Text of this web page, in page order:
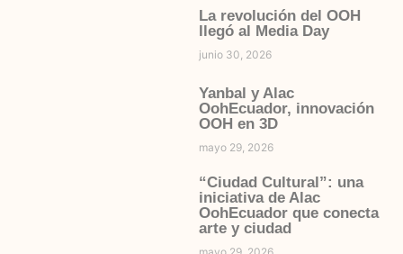
La revolución del OOH
llegó al Media Day
junio 30, 2026
Yanbal y Alac
OohEcuador, innovación
OOH en 3D
mayo 29, 2026
“Ciudad Cultural”: una
iniciativa de Alac
OohEcuador que conecta
arte y ciudad